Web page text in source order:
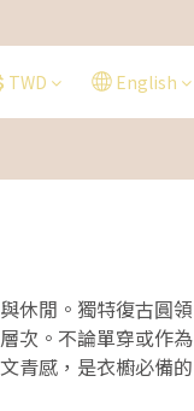
TWD English
休閒。獨特復古圓領
次。不論單穿或作為
青感，是衣櫥必備的